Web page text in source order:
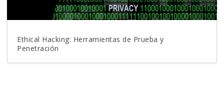
Ethical Hacking: Herramientas de Prueba y
Penetración